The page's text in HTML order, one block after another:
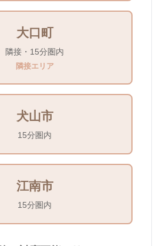
大口町
隣接・15分圏内
隣接エリア
犬山市
15分圏内
江南市
15分圏内